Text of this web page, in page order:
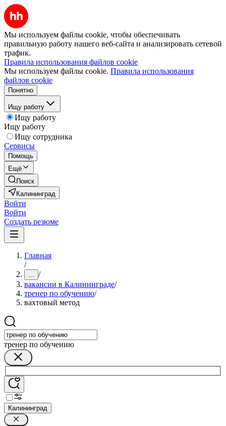
Мы используем файлы cookie, чтобы обеспечивать
правильную работу нашего веб-сайта и анализировать сетевой
трафик.
Правила использования файлов cookie
Мы используем файлы cookie. Правила использования
файлов cookie
Понятно
Ищу работу
Ищу работу
Ищу работу
Ищу сотрудника
Сервисы
Помощь
Ещё
Поиск
Калининград
Войти
Войти
Создать резюме
Главная
/
... /
вакансии в Калининграде/
тренер по обучению/
вахтовый метод
тренер по обучению
Калининград